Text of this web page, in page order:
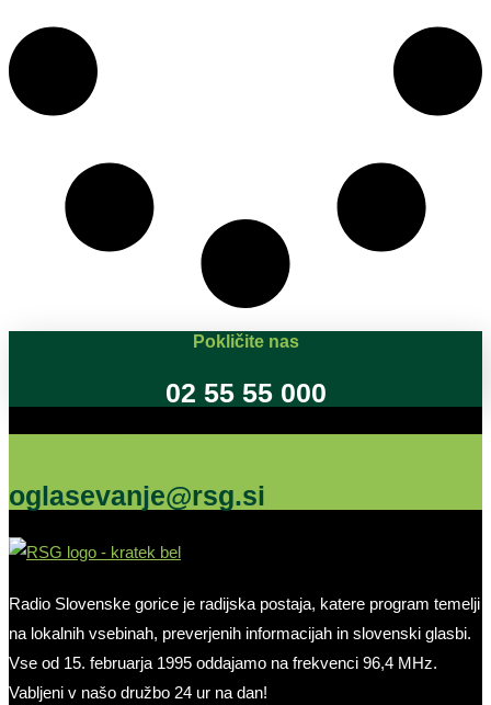
Pokličite nas
02 55 55 000
oglasevanje@rsg.si
Radio Slovenske gorice je radijska postaja, katere program temelji
na lokalnih vsebinah, preverjenih informacijah in slovenski glasbi.
Vse od 15. februarja 1995 oddajamo na frekvenci 96,4 MHz.
Vabljeni v našo družbo 24 ur na dan!